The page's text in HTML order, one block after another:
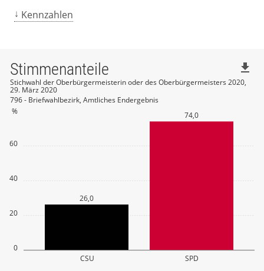
Kennzahlen
0
20
40
60
%
CSU SPD
26,0
74,0
Stimmenanteile
Stichwahl der Oberbürgermeisterin oder des Oberbürgermeisters 2020,
29. März 2020
796 - Briefwahlbezirk, Amtliches Endergebnis
file_download